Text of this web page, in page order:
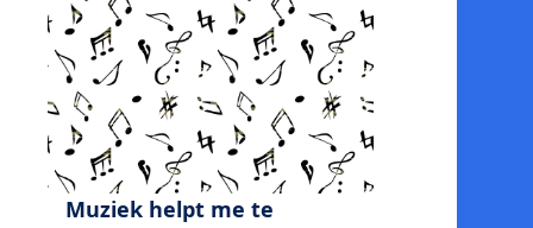
Muziek helpt me te